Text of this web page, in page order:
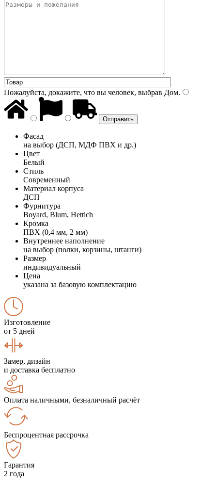
Пожалуйста, докажите, что вы человек, выбрав Дом.
Фасад
на выбор (ДСП, МДФ ПВХ и др.)
Цвет
Белый
Стиль
Современный
Материал корпуса
ДСП
Фурнитура
Boyard, Blum, Hettich
Кромка
ПВХ (0,4 мм, 2 мм)
Внутреннее наполнение
на выбор (полки, корзины, штанги)
Размер
индивидуальный
Цена
указана за базовую комплектацию
Изготовление
от 5 дней
Замер, дизайн
и доставка бесплатно
Оплата наличными, безналичный расчёт
Беспроцентная рассрочка
Гарантия
2 года